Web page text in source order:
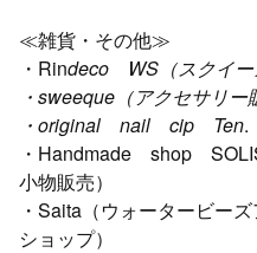
≪雑貨・その他≫
・Rindeco WS（スクイー
・sweeque（アクセサリー
・original nail cip Ten.
・Handmade shop
小物販売）
・Saita（ウォータービー
ショップ）